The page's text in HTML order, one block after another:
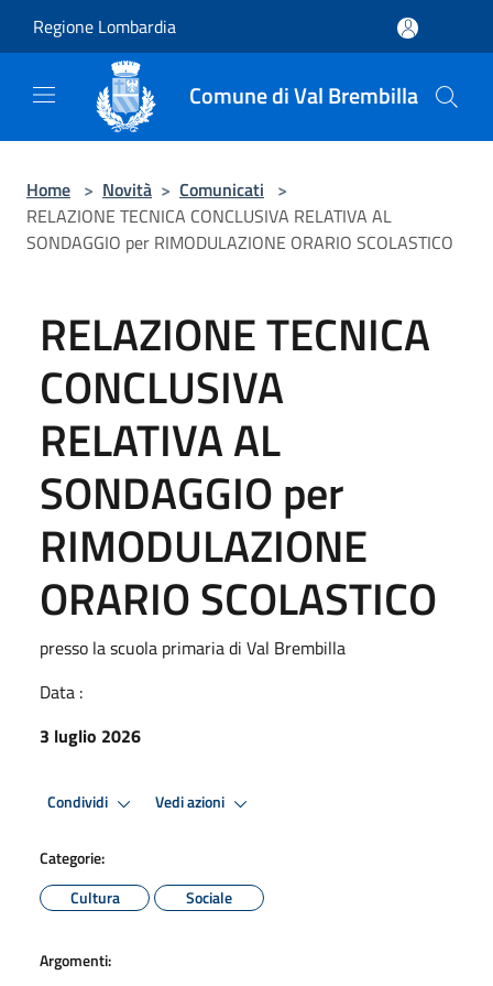
Regione Lombardia
Comune di Val Brembilla
Home > Novità > Comunicati >
RELAZIONE TECNICA CONCLUSIVA RELATIVA AL
SONDAGGIO per RIMODULAZIONE ORARIO SCOLASTICO
RELAZIONE TECNICA
CONCLUSIVA
RELATIVA AL
SONDAGGIO per
RIMODULAZIONE
ORARIO SCOLASTICO
presso la scuola primaria di Val Brembilla
Data :
3 luglio 2026
Condividi Vedi azioni
Categorie:
Cultura
Sociale
Argomenti: